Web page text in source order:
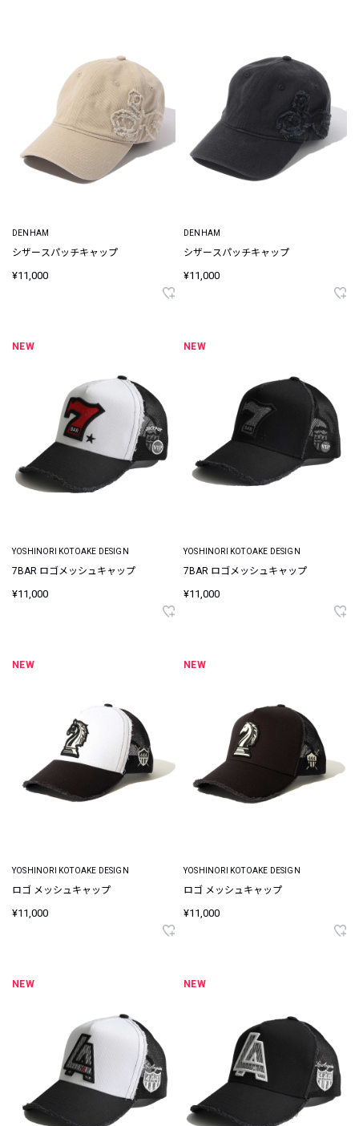
DENHAM
シザースパッチキャップ
¥11,000
DENHAM
シザースパッチキャップ
¥11,000
NEW
YOSHINORI KOTOAKE DESIGN
7BAR ロゴメッシュキャップ
¥11,000
NEW
YOSHINORI KOTOAKE DESIGN
7BAR ロゴメッシュキャップ
¥11,000
NEW
YOSHINORI KOTOAKE DESIGN
ロゴ メッシュキャップ
¥11,000
NEW
YOSHINORI KOTOAKE DESIGN
ロゴ メッシュキャップ
¥11,000
NEW NEW